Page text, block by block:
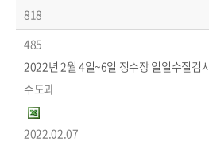
818
485
2022년 2월 4일~6일 정수장 일일수질검
수도과
2022.02.07